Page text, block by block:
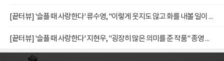
[끝터뷰] '슬플 때 사랑한다' 류수영, "이렇게 웃지도 않고 화를 내볼 일이 또 있을까 싶다"
[끝터뷰] '슬플 때 사랑한다' 지현우, "굉장히 많은 의미를 준 작품" 종영 소감